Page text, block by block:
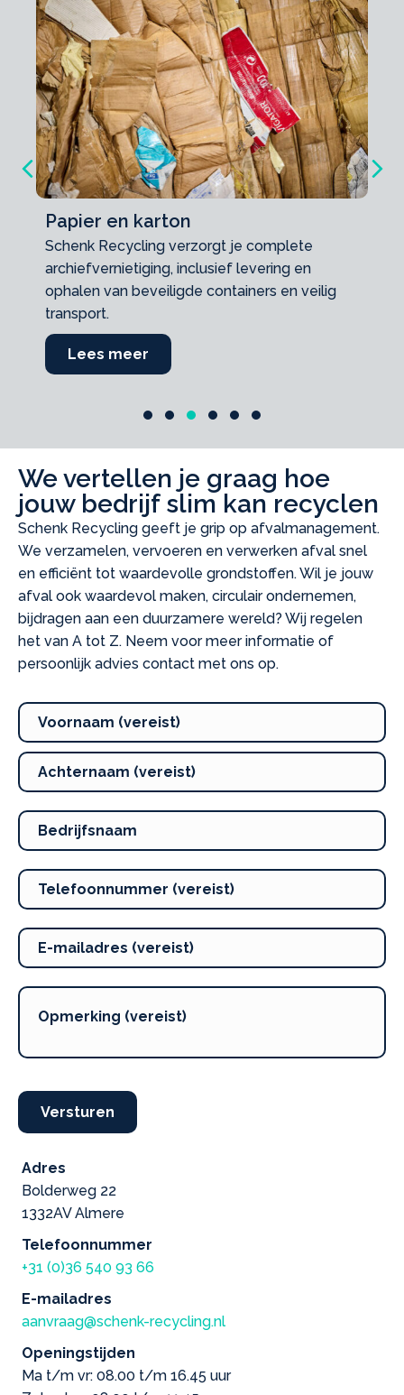
Big bags
Met onze oplossingen op maat is recycling
van big bags en grondstoffen heel eenvoudig.
Lees meer
Previous
We vertellen je graag hoe
jouw bedrijf slim kan recyclen
Schenk Recycling geeft je grip op afvalmanagement.
We verzamelen, vervoeren en verwerken afval snel
en efficiënt tot waardevolle grondstoffen. Wil je jouw
afval ook waardevol maken, circulair ondernemen,
bijdragen aan een duurzamere wereld? Wij regelen
het van A tot Z. Neem voor meer informatie of
persoonlijk advies contact met ons op.
Versturen
Adres
Bolderweg 22
1332AV Almere
Telefoonnummer
+31 (0)36 540 93 66
E-mailadres
aanvraag@schenk-recycling.nl
Openingstijden
Ma t/m vr: 08.00 t/m 16.45 uur